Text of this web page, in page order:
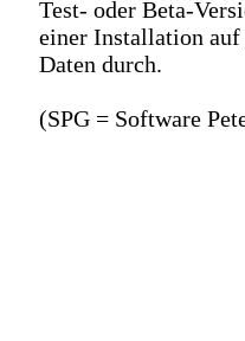
Test- oder Beta-
einer Installation
Daten durch.
(SPG = Software